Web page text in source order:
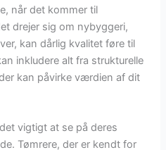
når det kommer til
drejer sig om nybyggeri,
kan dårlig kvalitet føre til
inkludere alt fra strukturelle
kan påvirke værdien af dit
vigtigt at se på deres
Tømrere, der er kendt for